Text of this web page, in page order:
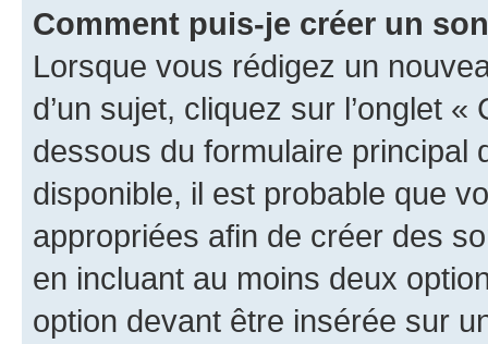
Comment puis-je créer un
Lorsque vous rédigez un
d’un sujet, cliquez sur l’onglet
dessous du formulaire principal
disponible, il est probable que
appropriées afin de créer des
en incluant au moins deux
option devant être insérée sur